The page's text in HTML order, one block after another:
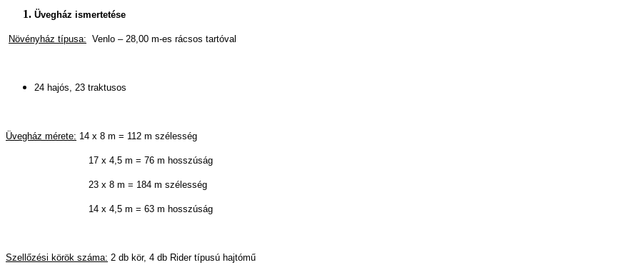
Üvegház ismertetése
Növényház típusa: Venlo – 28,00 m-es rácsos tartóval
24 hajós, 23 traktusos
Üvegház mérete: 14 x 8 m = 112 m szélesség
17 x 4,5 m = 76 m hosszúság
23 x 8 m = 184 m szélesség
14 x 4,5 m = 63 m hosszúság
Szellőzési körök száma: 2 db kör, 4 db Rider típusú hajtómű